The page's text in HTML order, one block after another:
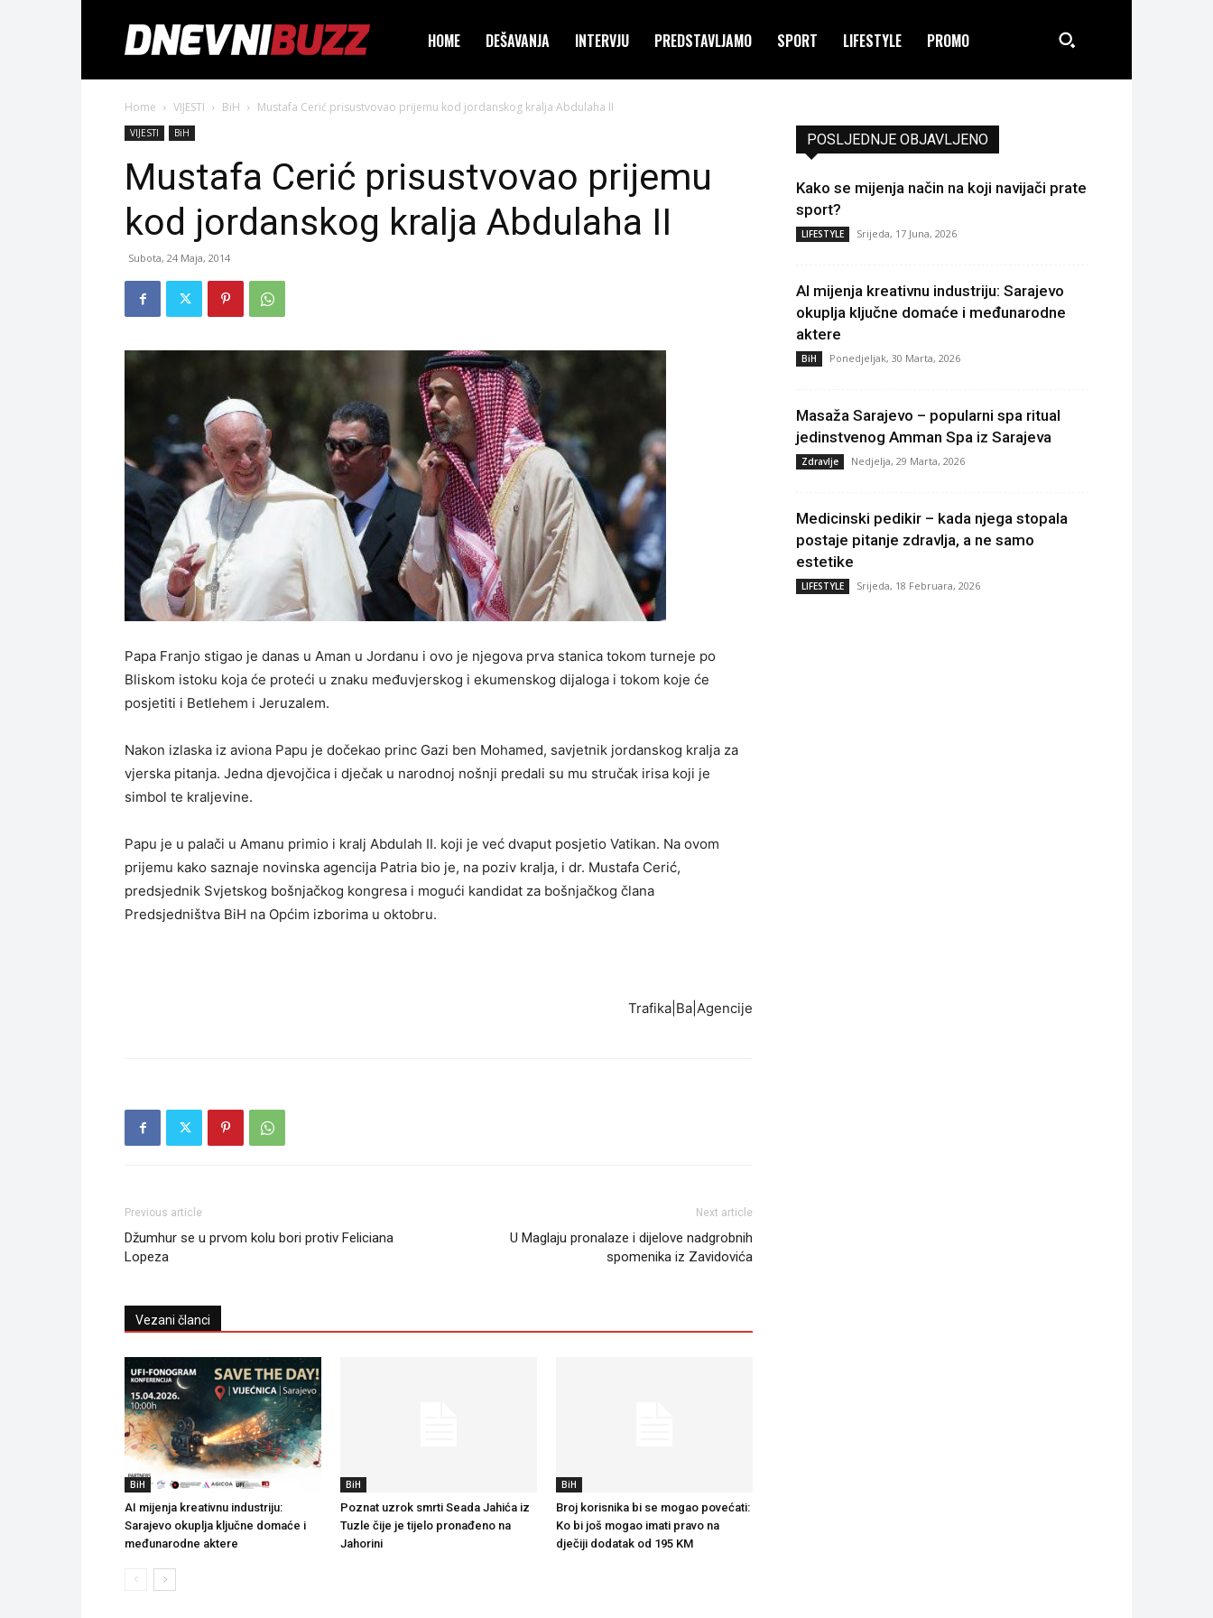
HOME DEŠAVANJA INTERVJU PREDSTAVLJAMO SPORT LIFESTYLE PROMO
Home VIJESTI BiH Mustafa Cerić prisustvovao prijemu kod jordanskog kralja Abdulaha II
VIJESTI BiH
Mustafa Cerić prisustvovao prijemu
kod jordanskog kralja Abdulaha II
Subota, 24 Maja, 2014
Papa Franjo stigao je danas u Aman u Jordanu i ovo je njegova prva stanica tokom turneje po
Bliskom istoku koja će proteći u znaku međuvjerskog i ekumenskog dijaloga i tokom koje će
posjetiti i Betlehem i Jeruzalem.
Nakon izlaska iz aviona Papu je dočekao princ Gazi ben Mohamed, savjetnik jordanskog kralja za
vjerska pitanja. Jedna djevojčica i dječak u narodnoj nošnji predali su mu stručak irisa koji je
simbol te kraljevine.
Papu je u palači u Amanu primio i kralj Abdulah II. koji je već dvaput posjetio Vatikan. Na ovom
prijemu kako saznaje novinska agencija Patria bio je, na poziv kralja, i dr. Mustafa Cerić,
predsjednik Svjetskog bošnjačkog kongresa i mogući kandidat za bošnjačkog člana
Predsjedništva BiH na Općim izborima u oktobru.
Trafika|Ba|Agencije
Previous article
Džumhur se u prvom kolu bori protiv Feliciana
Lopeza
Next article
U Maglaju pronalaze i dijelove nadgrobnih
spomenika iz Zavidovića
Vezani članci
BiH
AI mijenja kreativnu industriju:
Sarajevo okuplja ključne domaće i
međunarodne aktere
BiH
Poznat uzrok smrti Seada Jahića iz
Tuzle čije je tijelo pronađeno na
Jahorini
BiH
Broj korisnika bi se mogao povećati:
Ko bi još mogao imati pravo na
dječiji dodatak od 195 KM
POSLJEDNJE OBJAVLJENO
Kako se mijenja način na koji navijači prate
sport?
LIFESTYLE Srijeda, 17 Juna, 2026
AI mijenja kreativnu industriju: Sarajevo
okuplja ključne domaće i međunarodne
aktere
BiH Ponedjeljak, 30 Marta, 2026
Masaža Sarajevo – popularni spa ritual
jedinstvenog Amman Spa iz Sarajeva
Zdravlje Nedjelja, 29 Marta, 2026
Medicinski pedikir – kada njega stopala
postaje pitanje zdravlja, a ne samo
estetike
LIFESTYLE Srijeda, 18 Februara, 2026